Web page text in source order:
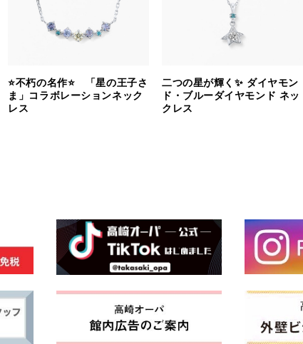
⭐️不朽の名作⭐️ 「星の王子さ
ま」コラボレーションネック
レス
二つの星が輝く✨ ダイヤモン
ド・ブルーダイヤモンド ネッ
クレス